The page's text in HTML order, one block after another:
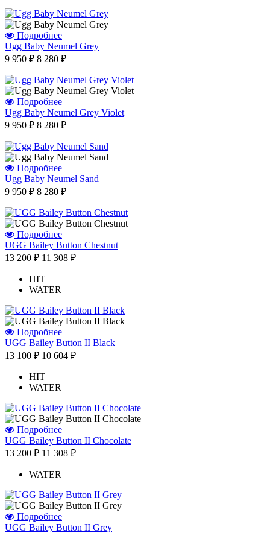
Подробнее
Ugg Baby Neumel Grey
9 950 ₽ 8 280 ₽
Подробнее
Ugg Baby Neumel Grey Violet
9 950 ₽ 8 280 ₽
Подробнее
Ugg Baby Neumel Sand
9 950 ₽ 8 280 ₽
Подробнее
UGG Bailey Button Chestnut
13 200 ₽ 11 308 ₽
HIT
WATER
Подробнее
UGG Bailey Button II Black
13 100 ₽ 10 604 ₽
HIT
WATER
Подробнее
UGG Bailey Button II Chocolate
13 200 ₽ 11 308 ₽
WATER
Подробнее
UGG Bailey Button II Grey